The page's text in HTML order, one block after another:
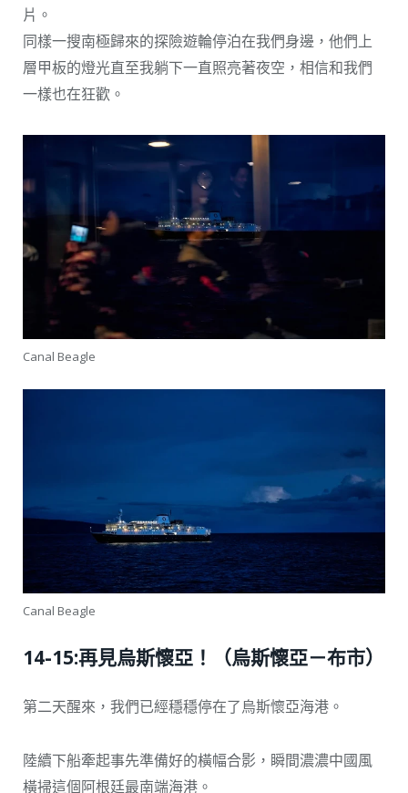
片。
同樣一搜南極歸來的探險遊輪停泊在我們身邊，他們上
層甲板的燈光直至我躺下一直照亮著夜空，相信和我們
一樣也在狂歡。
Canal Beagle
Canal Beagle
14-15:再見烏斯懷亞！（烏斯懷亞－布市）
第二天醒來，我們已經穩穩停在了烏斯懷亞海港。
陸續下船牽起事先準備好的橫幅合影，瞬間濃濃中國風
橫掃這個阿根廷最南端海港。